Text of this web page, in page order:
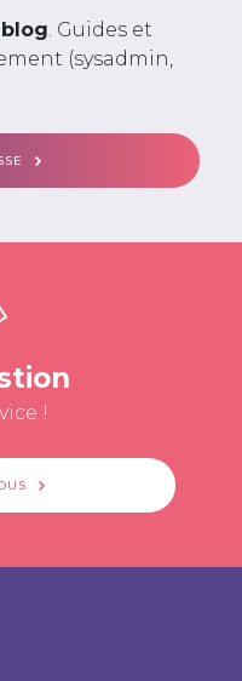
blog. Guides et
(sysadmin,
!